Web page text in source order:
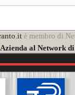
Mobile-friendly per